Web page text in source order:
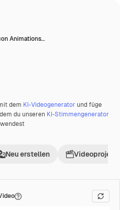
Animations…
dem KI-Videogenerator und füge
du unseren KI-Stimmengenerator
Neu erstellen Videoprojekt